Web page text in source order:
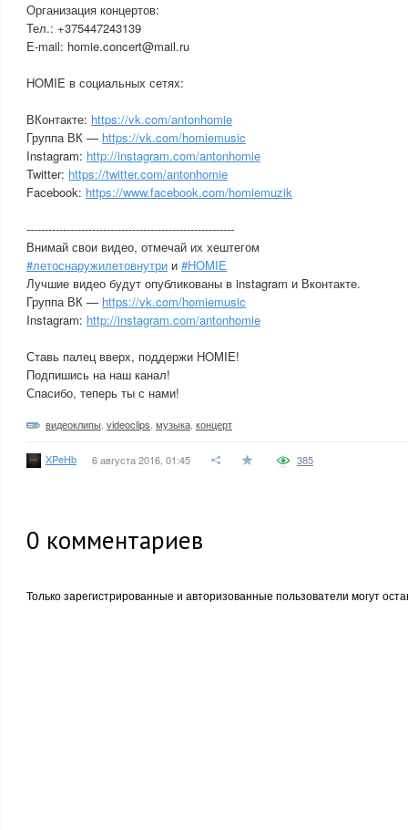
Организация концертов:
Тел.: +375447243139
E-mail: homie.concert@mail.ru
HOMIE в социальных сетях:
ВКонтакте: https://vk.com/antonhomie
Группа ВК — https://vk.com/homiemusic
Instagram: http://instagram.com/antonhomie
Twitter: https://twitter.com/antonhomie
Facebook: https://www.facebook.com/homiemuzik
---------------------------------------­­------------------
Внимай свои видео, отмечай их хештегом
#летоснаружилетовнутри и #HOMIE
Лучшие видео будут опубликованы в instagram и Вконтакте.
Группа ВК — https://vk.com/homiemusic
Instagram: http://instagram.com/antonhomie
Ставь палец вверх, поддержи HOMIE!
Подпишись на наш канал!
Спасибо, теперь ты с нами!
видеоклипы videoclips музыка концерт
XPeHb 6 августа 2016, 01:45 385
0 комментариев
Только зарегистрированные и авторизованные пользователи могут